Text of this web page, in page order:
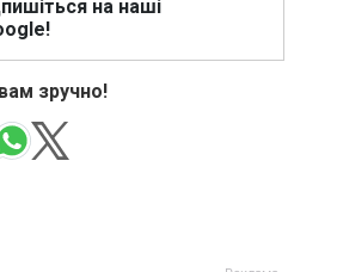
на наші
зручно!